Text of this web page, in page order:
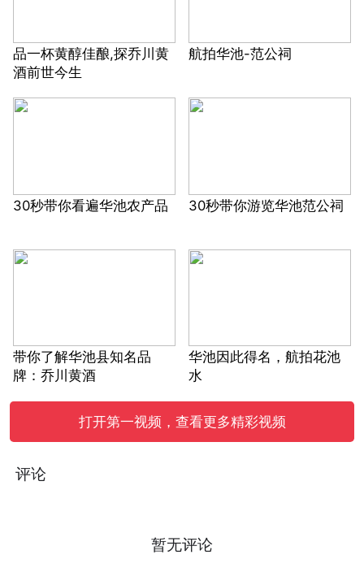
品一杯黄醇佳酿,探乔川黄
酒前世今生
航拍华池-范公祠
30秒带你看遍华池农产品 30秒带你游览华池范公祠
带你了解华池县知名品
牌：乔川黄酒
华池因此得名，航拍花池
水
打开第一视频，查看更多精彩视频
评论
暂无评论